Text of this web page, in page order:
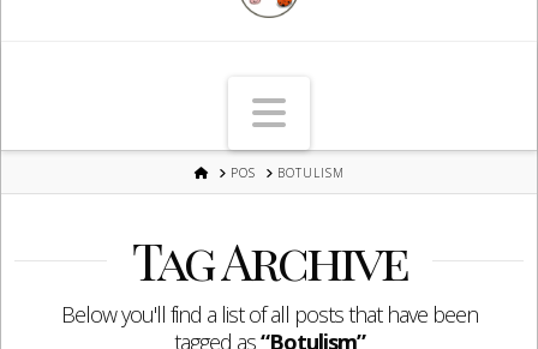
Navigation
HOME
POS BOTULISM
Tag Archive
Below you'll find a list of all posts that have been
tagged as“Botulism”